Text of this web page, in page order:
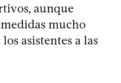
aunque
mucho
asistentes a las